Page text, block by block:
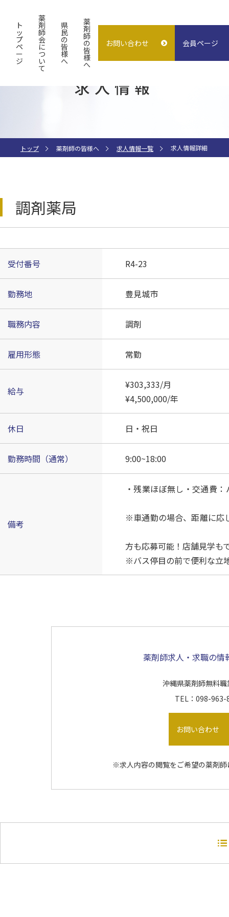
ト
ッ
プ
ペ
ー
ジ
薬
剤
師
会
に
つ
い
て
概要
試験検査センター
施設貸出
県
民
の
皆
様
へ
よくある質問
子どもの誤飲
薬
剤
師
の
皆
様
へ
入会案内
求人情報
（症状〜薬処方等）
お問い合わせ 会員ページ
求人情報
トップ 薬剤師の皆様へ 求人情報一覧 求人情報詳細
調剤薬局
受付番号 R4-23
勤務地 豊見城市
職務内容 調剤
雇用形態 常勤
給与
¥303,333/月
¥4,500,000/年
休日 日・祝日
勤務時間（通常） 9:00~18:00
備考
・残業ほぼ無し・交通
※車通勤の場合、距離
方も応募可
※バス停目の前で便利な立
薬剤師求人・求職の
沖縄県薬剤師無料
TEL：098-
お問い合わせ
※求人内容の閲覧をご希望の薬剤